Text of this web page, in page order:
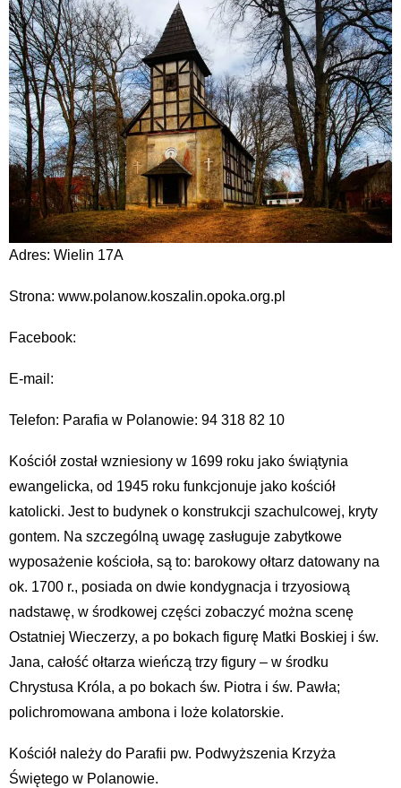
Adres: Wielin 17A
Strona: www.polanow.koszalin.opoka.org.pl
Facebook:
E-mail:
Telefon: Parafia w Polanowie: 94 318 82 10
Kościół został wzniesiony w 1699 roku jako świątynia
ewangelicka, od 1945 roku funkcjonuje jako kościół
katolicki. Jest to budynek o konstrukcji szachulcowej, kryty
gontem. Na szczególną uwagę zasługuje zabytkowe
wyposażenie kościoła, są to: barokowy ołtarz datowany na
ok. 1700 r., posiada on dwie kondygnacja i trzyosiową
nadstawę, w środkowej części zobaczyć można scenę
Ostatniej Wieczerzy, a po bokach figurę Matki Boskiej i św.
Jana, całość ołtarza wieńczą trzy figury – w środku
Chrystusa Króla, a po bokach św. Piotra i św. Pawła;
polichromowana ambona i loże kolatorskie.
Kościół należy do Parafii pw. Podwyższenia Krzyża
Świętego w Polanowie.